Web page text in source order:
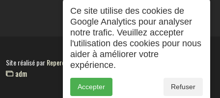
Site réalisé parRepereCom
adm
Ce site utilise des cookies de
Google Analytics pour analyser
notre trafic. Veuillez accepter
l'utilisation des cookies pour nous
aider à améliorer votre
expérience.
Accepter Refuser